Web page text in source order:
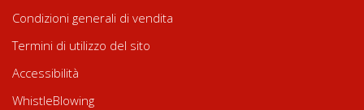
Condizioni generali di vendita
Termini di utilizzo del sito
Accessibilità
WhistleBlowing